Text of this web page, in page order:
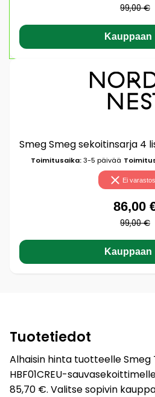
99,00 €
Kauppaan
Toimitusaika:3-5 päivää
Ei
86,00
99,00 €
Kauppaan
Tuotetiedot
Alhaisin hinta tuotteelle Smeg
HBF01CREU-
85,70 €. Valitse sopivin